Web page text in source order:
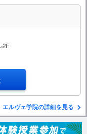
2F
エルヴェ学院の詳細を見る